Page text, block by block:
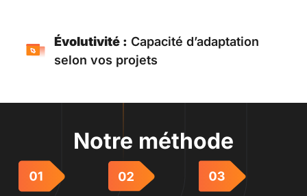
Évolutivité : Capacité d’adaptation
selon vos projets
Notre méthode